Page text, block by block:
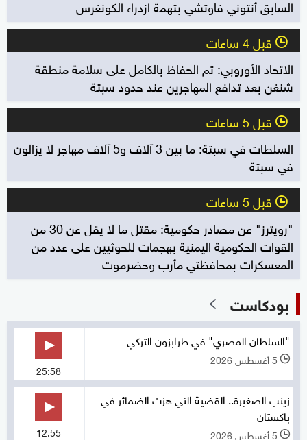
السابق أنتوني فاوتشي بتهمة ازدراء الكونغرس
l قبل 4 ساعات
الاتحاد الأوروبي: تم الحفاظ بالكامل على سلامة منطقة
شنغن بعد تدافع المهاجرين عند حدود سبتة
l قبل 5 ساعات
السلطات في سبتة: ما بين 3 آلاف و5 آلاف مهاجر لا يزالون
في سبتة
l قبل 5 ساعات
"رويترز" عن مصادر حكومية: مقتل ما لا يقل عن 30 من
القوات الحكومية اليمنية بهجمات للحوثيين على عدد من
المعسكرات بمحافظتي مأرب وحضرموت
بودكاست
"السلطان المصري" في طرابزون التركي
l 5 أغسطس 2026
25:58
زينب الصغيرة.. القضية التي هزت الضمائر في
باكستان
l 5 أغسطس 2026 12:55